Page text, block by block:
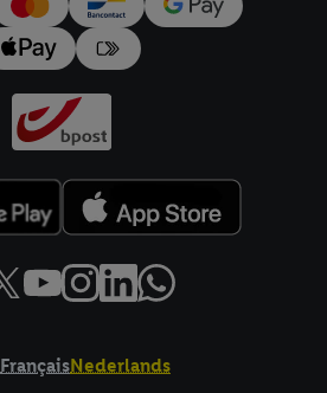
FrançaisNederlands